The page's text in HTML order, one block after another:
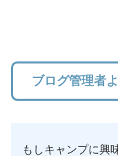
ブログ管理者
もしキャンプに興